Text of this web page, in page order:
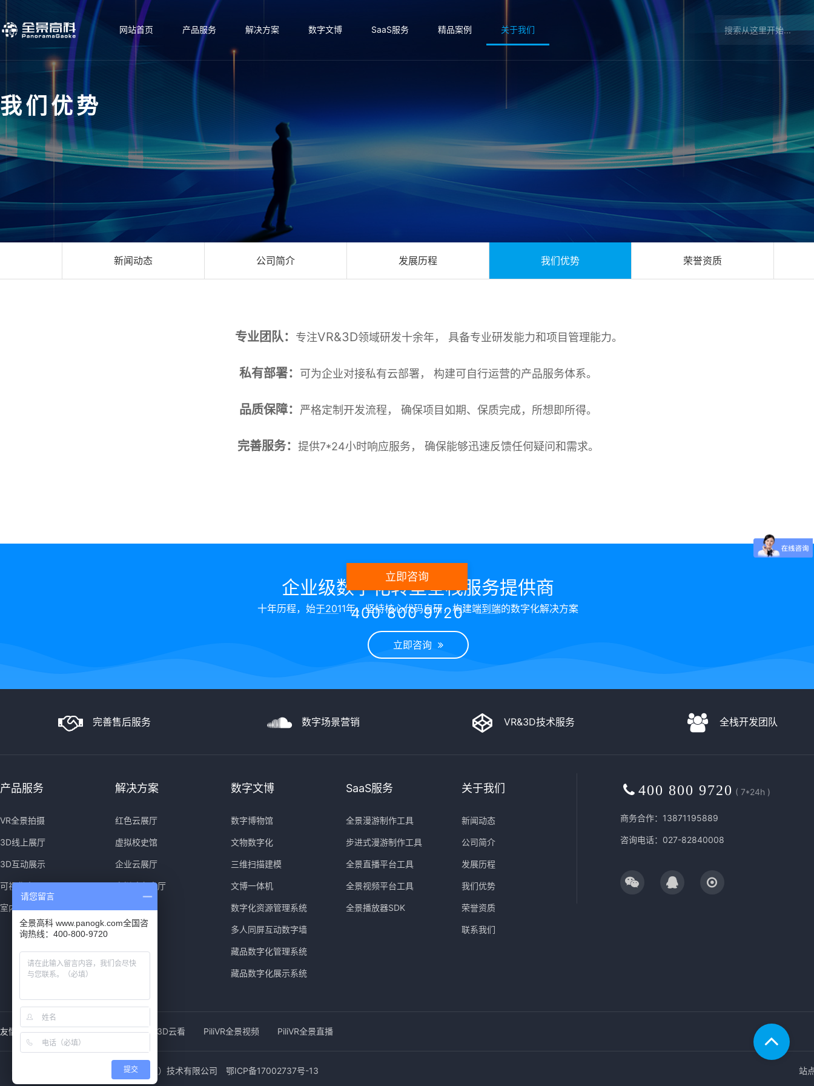
网站首页 产品服务 解决方案 数字文博 SaaS服务 精品案例 关于我们
我们优势
新闻动态 公司简介 发展历程 我们优势 荣誉资质
专业团队： 专注VR&3D领域研发十余年， 具备专业研发能力和项目管理能力。
私有部署： 可为企业对接私有云部署， 构建可自行运营的产品服务体系。
品质保障： 严格定制开发流程， 确保项目如期、保质完成，所想即所得。
完善服务： 提供7*24小时响应服务， 确保能够迅速反馈任何疑问和需求。
企业级数字化转型全栈服务提供商
十年历程，始于2011年，坚持核心代码自研，构建端到端的数字化解决方案
立即咨询
完善售后服务 数字场景营销 VR&3D技术服务 全栈开发团队
产品服务
VR全景拍摄
3D线上展厅
3D互动展示
可视化大屏
室内导览导视
解决方案
红色云展厅
虚拟校史馆
企业云展厅
虚拟政务大厅
数字文博
数字博物馆
文物数字化
三维扫描建模
文博一体机
数字化资源管理系统
多人同屏互动数字墙
藏品数字化管理系统
藏品数字化展示系统
SaaS服务
全景漫游制作工具
步进式漫游制作工具
全景直播平台工具
全景视频平台工具
全景播放器SDK
关于我们
新闻动态
公司简介
发展历程
我们优势
荣誉资质
联系我们
400 800 9720 ( 7*24h )
商务合作：13871195889
咨询电话：027-82840008
友情链接： 全景高科 720云图 3D云看 PiliVR全景视频 PiliVR全景直播
Copyright 2011-2023 全景高科（武汉）技术有限公司 鄂ICP备17002737号-13 站
立即咨询
400 800 9720
请您留言
全景高科 www.panogk.com全国咨
询热线：400-800-9720
提交